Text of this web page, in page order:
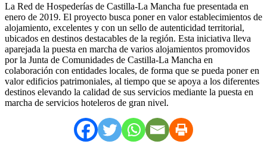
La Red de Hospederías de Castilla-La Mancha fue presentada en
enero de 2019. El proyecto busca poner en valor establecimientos de
alojamiento, excelentes y con un sello de autenticidad territorial,
ubicados en destinos destacables de la región. Esta iniciativa lleva
aparejada la puesta en marcha de varios alojamientos promovidos
por la Junta de Comunidades de Castilla-La Mancha en
colaboración con entidades locales, de forma que se pueda poner en
valor edificios patrimoniales, al tiempo que se apoya a los diferentes
destinos elevando la calidad de sus servicios mediante la puesta en
marcha de servicios hoteleros de gran nivel.